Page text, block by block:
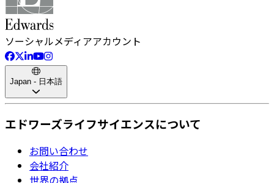
ソーシャルメディアアカウント
Japan - 日本語
エドワーズライフサイエンスについて
お問い合わせ
会社紹介
世界の拠点